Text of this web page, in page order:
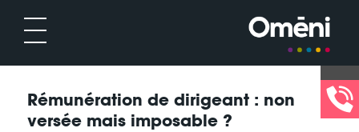
Rémunération de dirigeant : non
versée mais imposable ?